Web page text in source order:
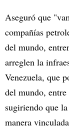
Aseguró que
compañías
del mundo,
arreglen la
Venezuela, que
del mundo,
sugiriendo que
manera